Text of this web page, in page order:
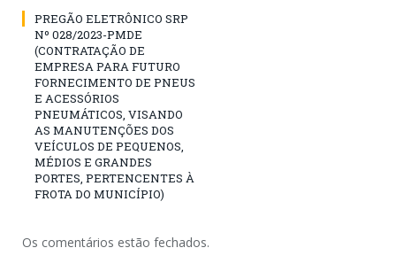
PREGÃO ELETRÔNICO SRP
Nº 028/2023-PMDE
(CONTRATAÇÃO DE
EMPRESA PARA FUTURO
FORNECIMENTO DE PNEUS
E ACESSÓRIOS
PNEUMÁTICOS, VISANDO
AS MANUTENÇÕES DOS
VEÍCULOS DE PEQUENOS,
MÉDIOS E GRANDES
PORTES, PERTENCENTES À
FROTA DO MUNICÍPIO)
Os comentários estão fechados.